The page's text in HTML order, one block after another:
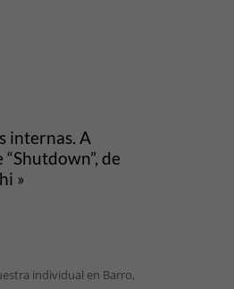
internas. A
de
»
individual en Barro,